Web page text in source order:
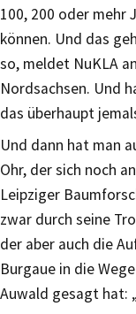
100, 200 oder mehr
können. Und das
so, meldet NuKLA
Nordsachsen. Und
das überhaupt
Und dann hat man
Ohr, der sich noch
Leipziger
zwar durch seine
der aber auch die
Burgaue in die
Auwald gesagt hat: